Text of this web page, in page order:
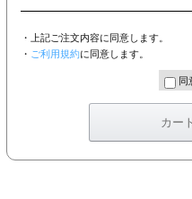
リーブ
・上記ご注文内容に同意します。
・ ご利用規約に同意します。
同